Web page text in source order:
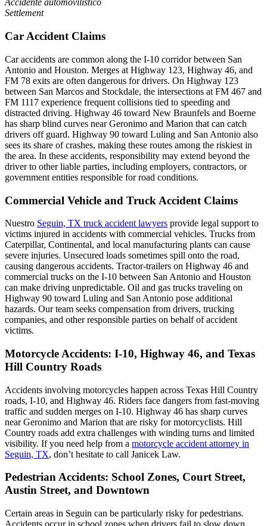
Accidente automovilistico
Settlement
Car Accident Claims
Car accidents are common along the I-10 corridor between San
Antonio and Houston. Merges at Highway 123, Highway 46, and
FM 78 exits are often dangerous for drivers. On Highway 123
between San Marcos and Stockdale, the intersections at FM 467 and
FM 1117 experience frequent collisions tied to speeding and
distracted driving. Highway 46 toward New Braunfels and Boerne
has sharp blind curves near Geronimo and Marion that can catch
drivers off guard. Highway 90 toward Luling and San Antonio also
sees its share of crashes, making these routes among the riskiest in
the area. In these accidents, responsibility may extend beyond the
driver to other liable parties, including employers, contractors, or
government entities responsible for road conditions.
Commercial Vehicle and Truck Accident Claims
Nuestro Seguin, TX truck accident lawyers provide legal support to
victims injured in accidents with commercial vehicles. Trucks from
Caterpillar, Continental, and local manufacturing plants can cause
severe injuries. Unsecured loads sometimes spill onto the road,
causing dangerous accidents. Tractor-trailers on Highway 46 and
commercial trucks on the I-10 between San Antonio and Houston
can make driving unpredictable. Oil and gas trucks traveling on
Highway 90 toward Luling and San Antonio pose additional
hazards. Our team seeks compensation from drivers, trucking
companies, and other responsible parties on behalf of accident
victims.
Motorcycle Accidents: I-10, Highway 46, and Texas
Hill Country Roads
Accidents involving motorcycles happen across Texas Hill Country
roads, I-10, and Highway 46. Riders face dangers from fast-moving
traffic and sudden merges on I-10. Highway 46 has sharp curves
near Geronimo and Marion that are risky for motorcyclists. Hill
Country roads add extra challenges with winding turns and limited
visibility. If you need help from a motorcycle accident attorney in
Seguin, TX, don’t hesitate to call Janicek Law.
Pedestrian Accidents: School Zones, Court Street,
Austin Street, and Downtown
Certain areas in Seguin can be particularly risky for pedestrians.